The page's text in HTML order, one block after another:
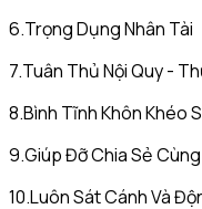
6.Trọng Dụng Nhân Tài
7.Tuân Thủ Nội Quy -
8.Bình Tĩnh Khôn Khéo
9.Giúp Đỡ Chia Sẻ
10.Luôn Sát Cánh Và